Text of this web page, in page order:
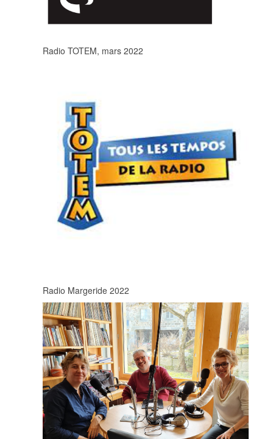
Radio TOTEM, mars 2022
Radio Margeride 2022